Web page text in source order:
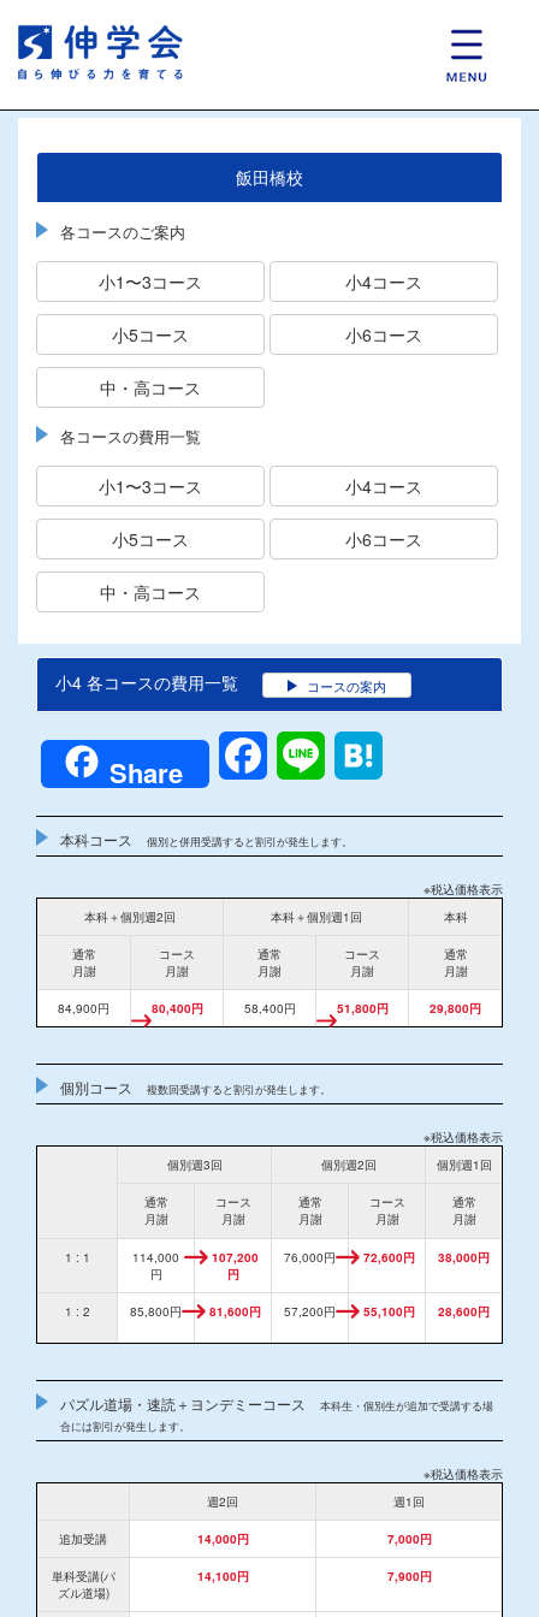
飯田橋校
各コースのご案内
小1〜3コース 小4コース
小5コース 小6コース
中・高コース
各コースの費用一覧
小1〜3コース 小4コース
小5コース 小6コース
中・高コース
小4 各コースの費用一覧 コースの案内
Share FacebookLine
本科コース 個別と併用受講すると割引が発生します。
※税込価格表示
本科＋個別週2回
本科＋個別週1回 本科
通常
月謝
コース
月謝
通常
月謝
コース
月謝
通常
月謝
84,900円 80,400円 58,400円 51,800円 29,800円
個別コース 複数回受講すると割引が発生します。
※税込価格表示
個別週3回
個別週2回 個別週1回
通常
月謝
コース
月謝
通常
月謝
コース
月謝
通常
月謝
1 : 1
114,000
円
107,200
円
76,000円 72,600円 38,000円
1 : 2 85,800円 81,600円 57,200円 55,100円 28,600円
パズル道場・速読＋ヨンデミーコース
本科生・個別生が追加で受講する場
合には割引が発生します。
※税込価格表示
週2回
週1回
追加受講 14,000円 7,000円
単科受講(パ
ズル道場)
14,100円 7,900円